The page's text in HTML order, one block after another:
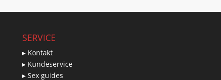
SERVICE
▸ Kontakt
▸ Kundeservice
▸ Sex guides